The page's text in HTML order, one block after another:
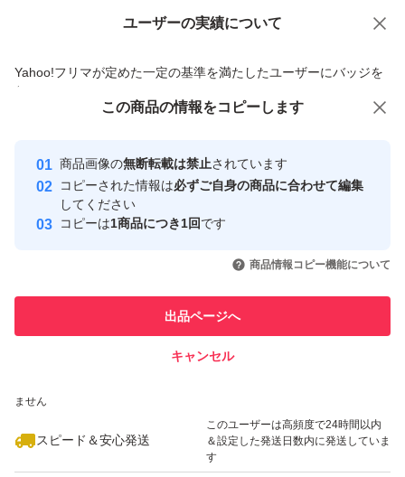
ユーザーの実績について
Yahoo!フリマが定めた一定の基準を満たしたユーザーにバッジを
付与しています
安心取引出品者
心・安全なユーザーです
取引実績
引を完了させた実績があります
での取引実績があります
ません
スピード＆安心発送
このユーザーは高頻度で24時間以内
＆設定した発送日数内に発送していま
す
価格の相談 商品への質問
この商品の情報をコピーします
商品画像の無断転載は禁止されています
コピーされた情報は必ずご自身の商品に合わせて編集
してください
コピーは1商品につき1回です
商品情報コピー機能について
出品ページへ
キャンセル
この商品をみている人にオススメ